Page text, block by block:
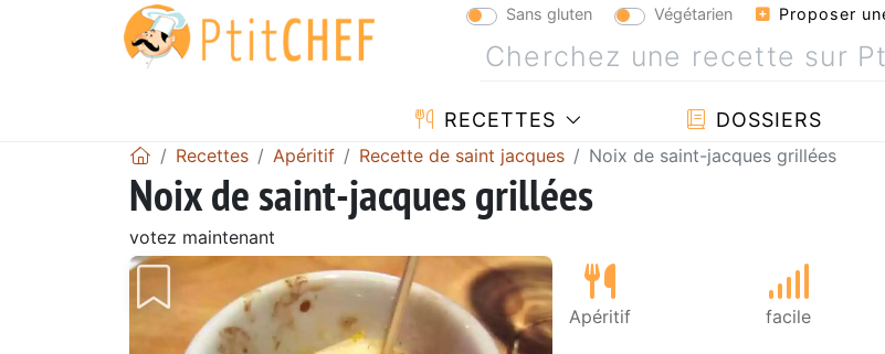
Sans gluten Végétarien Proposer
RECETTES DOSSIERS
Recettes Apéritif Recette de saint jacques Noix de saint-jacques grillées
Noix de saint-jacques grillées
votez maintenant
Apéritif facile